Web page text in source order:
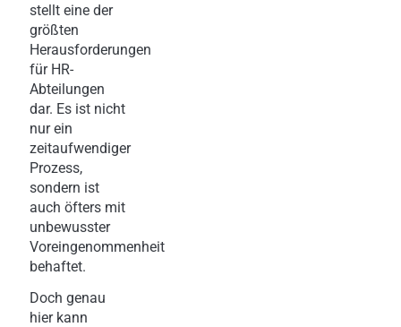
stellt eine der
größten
Herausforderungen
für HR-
Abteilungen
dar. Es ist nicht
nur ein
zeitaufwendiger
Prozess,
sondern ist
auch öfters mit
unbewusster
Voreingenommenheit
behaftet.
Doch genau
hier kann